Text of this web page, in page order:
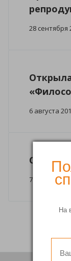
На
28 сентября
6 августа
C 8
7 марта 2012